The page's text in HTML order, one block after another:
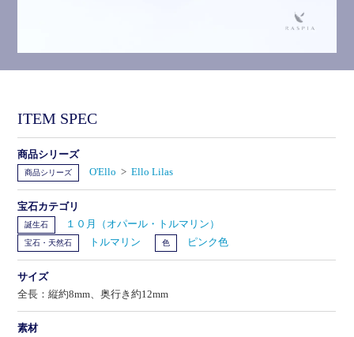
ITEM SPEC
商品シリーズ
商品シリーズ O'Ello >Ello Lilas
宝石カテゴリ
誕生石 １０月（オパール・トルマリン）
宝石・天然石 トルマリン 色 ピンク色
サイズ
全長：縦約8mm、奥行き約12mm
素材